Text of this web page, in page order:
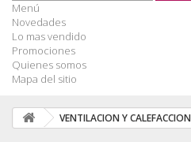
Menú
Novedades
Lo mas vendido
Promociones
Quienes somos
Mapa del sitio
VENTILACION Y CALEFACCION